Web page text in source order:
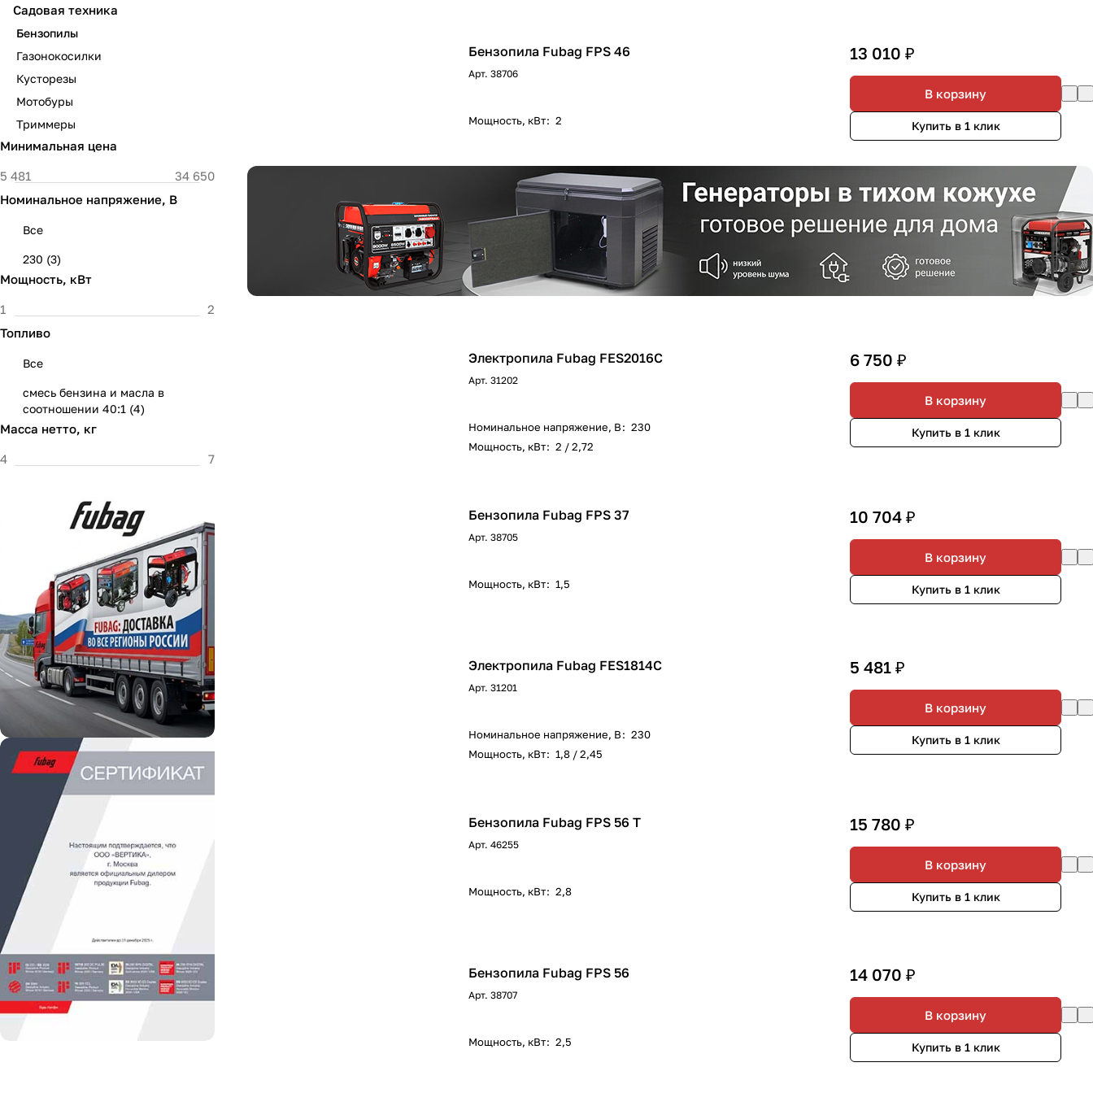
Бензопила Fubag FPS 46
Арт. 38706
Мощность, кВт: 2
13 010 ₽
В корзину
Купить в 1 клик
Электропила Fubag FES2016С
Арт. 31202
Номинальное напряжение, В: 230
Мощность, кВт: 2 / 2,72
6 750 ₽
В корзину
Купить в 1 клик
Бензопила Fubag FPS 37
Арт. 38705
Мощность, кВт: 1,5
10 704 ₽
В корзину
Купить в 1 клик
Электропила Fubag FES1814С
Арт. 31201
Номинальное напряжение, В: 230
Мощность, кВт: 1,8 / 2,45
5 481 ₽
В корзину
Купить в 1 клик
Бензопила Fubag FPS 56 T
Арт. 46255
Мощность, кВт: 2,8
15 780 ₽
В корзину
Купить в 1 клик
Бензопила Fubag FPS 56
Арт. 38707
Мощность, кВт: 2,5
14 070 ₽
В корзину
Купить в 1 клик
Садовая техника
Бензопилы
Газонокосилки
Кусторезы
Мотобуры
Триммеры
Минимальная цена
Номинальное напряжение, В
Все
230 (3)
Мощность, кВт
Топливо
Все
смесь бензина и масла в
соотношении 40:1 (4)
Масса нетто, кг